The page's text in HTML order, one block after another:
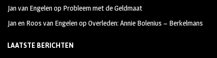
Jan van Engelenop Probleem met de Geldmaat
Jan en Roos van EngelenopOverleden: Annie Bolenius – Berkelmans
LAATSTE BERICHTEN